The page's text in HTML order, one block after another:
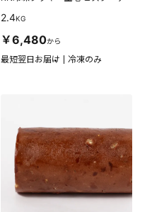
2.4KG
￥6,480から
最短翌日お届け 冷凍のみ